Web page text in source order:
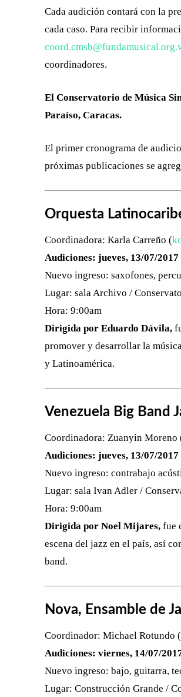
Cada audición contará con la
cada caso. Para recibir
coordinadores.
El Conservatorio de Música
Paraíso, Caracas.
El primer cronograma de
próximas publicaciones se
Orquesta
Coordinadora: Karla Carreño (
Audiciones: jueves, 13/07/2017
Nuevo ingreso: saxofones,
Lugar: sala Archivo /
Hora: 9:00am
Dirigida por Eduardo Dávila,
promover y desarrollar la
y Latinoamérica.
Venezuela Big Band
Coordinadora: Zuanyin Moreno
Audiciones: jueves, 13/07/2017
Nuevo ingreso: contrabajo
Lugar: sala Ivan Adler /
Hora: 9:00am
Dirigida por Noel Mijares, fue
escena del jazz en el país, así
band.
Nova, Ensamble de
Coordinador: Michael Rotundo (
Audiciones: viernes, 14/07/
Nuevo ingreso: bajo, guitarra,
Lugar: Construcción Grande /